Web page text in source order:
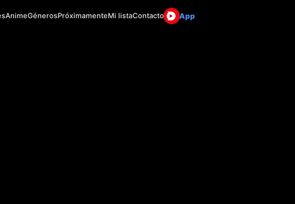
AnimeGénerosPróximamenteMi listaContacto App